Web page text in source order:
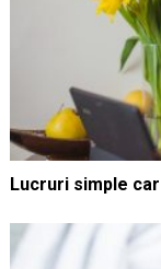
Lucruri simple